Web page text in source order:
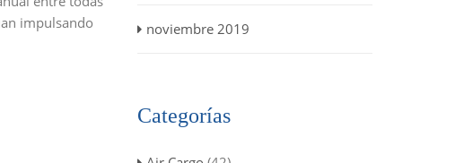
impulsando
noviembre 2019
Categorías